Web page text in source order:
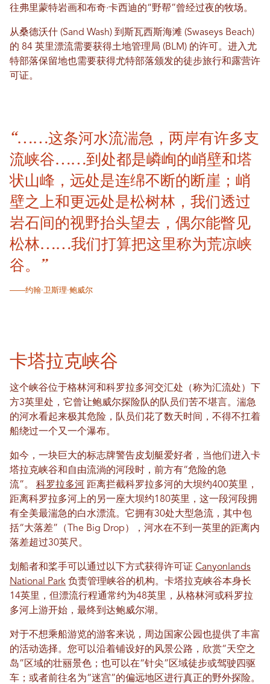
往弗里蒙特岩画和布奇·卡西迪的“野帮”曾经过夜的牧场。
从桑德沃什 (Sand Wash) 到斯瓦西斯海滩 (Swaseys Beach)
的 84 英里漂流需要获得土地管理局 (BLM) 的许可。进入尤
特部落保留地也需要获得尤特部落颁发的徒步旅行和露营许
可证。
“……这条河水流湍急，两岸有许多支
流峡谷……到处都是嶙峋的峭壁和塔
状山峰，远处是连绵不断的断崖；峭
壁之上和更远处是松树林，我们透过
岩石间的视野抬头望去，偶尔能瞥见
松林……我们打算把这里称为荒凉峡
谷。”
——约翰·卫斯理·鲍威尔
卡塔拉克峡谷
这个峡谷位于格林河和科罗拉多河交汇处（称为汇流处）下
方3英里处，它曾让鲍威尔探险队的队员们苦不堪言。湍急
的河水看起来极其危险，队员们花了数天时间，不得不扛着
船绕过一个又一个瀑布。
如今，一块巨大的标志牌警告皮划艇爱好者，当他们进入卡
塔拉克峡谷和自由流淌的河段时，前方有“危险的急
流”。 科罗拉多河
距离拦截科罗拉多河的大坝约400英里，
距离科罗拉多河上的另一座大坝约180英里，这一段河段拥
有全美最湍急的白水漂流。它拥有30处大型急流，其中包
括“大落差”（The Big Drop），河水在不到一英里的距离内
落差超过30英尺。
划船者和桨手可以通过以下方式获得许可证 Canyonlands
National Park 负责管理峡谷的机构。卡塔拉克峡谷本身长
14英里，但漂流行程通常约为48英里，从格林河或科罗拉
多河上游开始，最终到达鲍威尔湖。
对于不想乘船游览的游客来说，周边国家公园也提供了丰富
的活动选择。您可以沿着铺设好的风景公路，欣赏“天空之
岛”区域的壮丽景色；也可以在“针尖”区域徒步或驾驶四驱
车；或者前往名为“迷宫”的偏远地区进行真正的野外探险。